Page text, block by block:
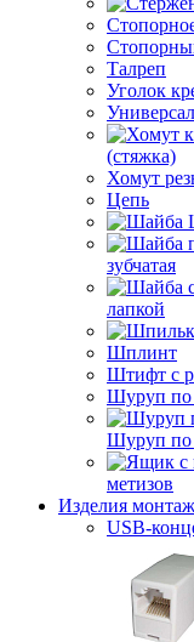
Талреп
Уголок
(стяжка)
Хомут
Цепь
зубчатая
лапкой
Шплинт
Штифт с
Шуруп по
Шуруп по
метизов
Изделия
USB-